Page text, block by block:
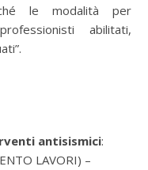
le modalità per
abilitati,
antisismici:
LAVORI) –